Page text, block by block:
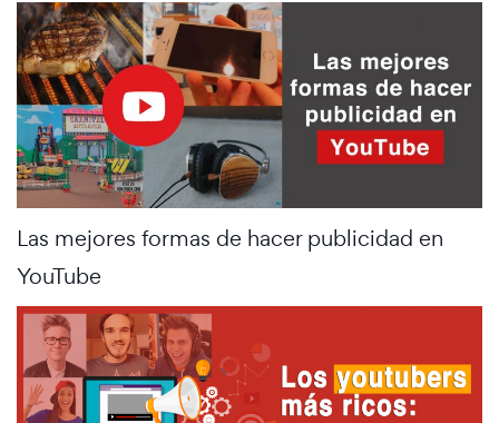
Las mejores formas de hacer publicidad en
YouTube